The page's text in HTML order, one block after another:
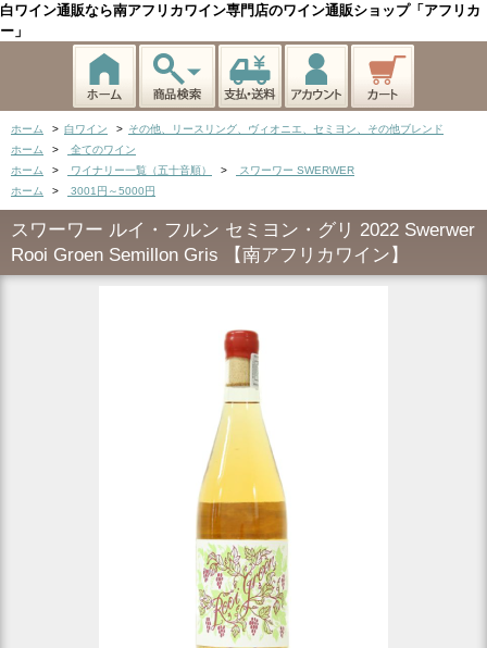
白ワイン通販なら南アフリカワイン専門店のワイン通販ショップ「アフリカ
ー」
ホーム > 白ワイン > その他、リースリング、ヴィオニエ、セミヨン、その他ブレンド
ホーム
>
全てのワイン
ホーム
> ワイナリー一覧（五十音順） >
スワーワー SWERWER
ホーム
> 3001円～5000円
スワーワー ルイ・フルン セミヨン・グリ 2022 Swerwer
Rooi Groen Semillon Gris 【南アフリカワイン】